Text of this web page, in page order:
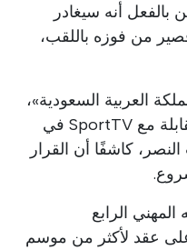
أنه سيغادر
وقت قصير من فوزه باللقب،
العربية السعودية»،
صرح خورخي جيسوس في مقابلة مع SportTV في
كاشفًا أن القرار
الرابع
عقد لأكثر من موسم